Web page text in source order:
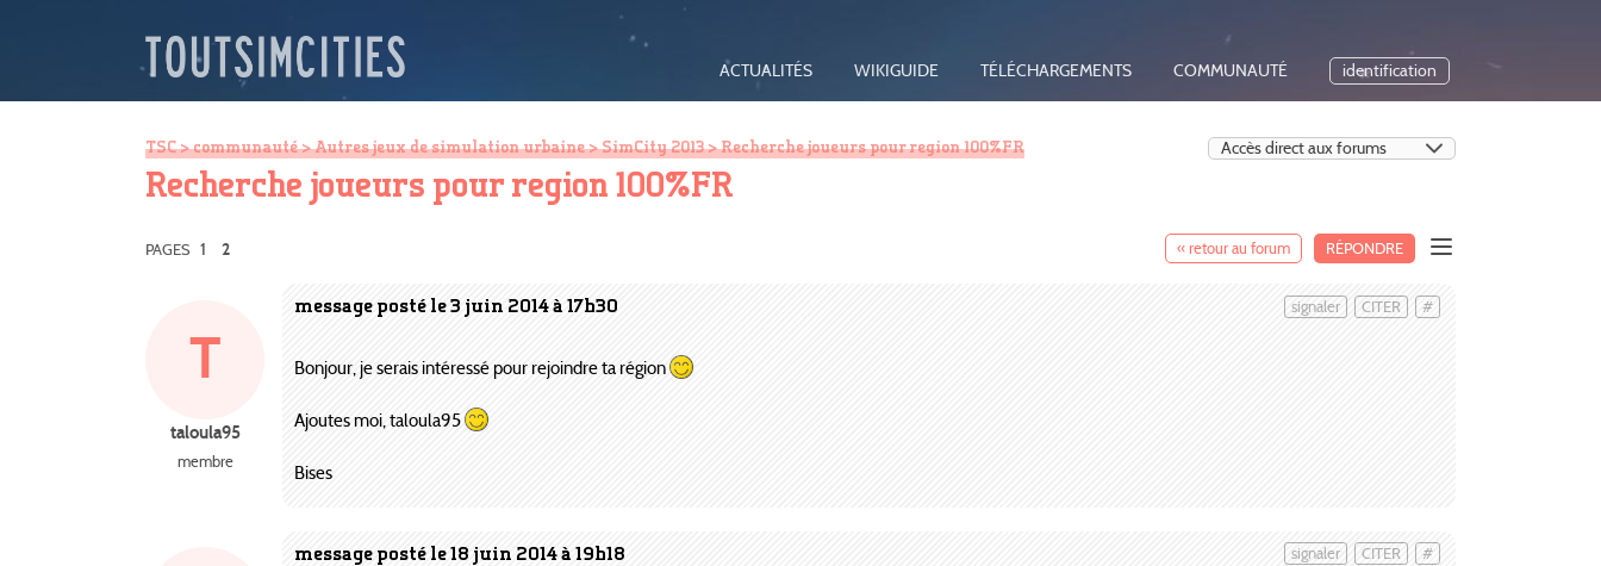
ACTUALITÉS WIKIGUIDE TÉLÉCHARGEMENTS COMMUNAUTÉ identification
TSC>communauté>Autres jeux de simulation urbaine>SimCity 2013> Recherche joueurs pour region 100%FR
Recherche joueurs pour region 100%FR
« retour au forum RÉPONDRE
PAGES 1 2
message posté le 3 juin 2014 à 17h30 #
CITER
signaler
T
taloula95
membre
Bonjour, je serais intéressé pour rejoindre ta région
Ajoutes moi, taloula95
Bises
message posté le 18 juin 2014 à 19h18 #
CITER
signaler